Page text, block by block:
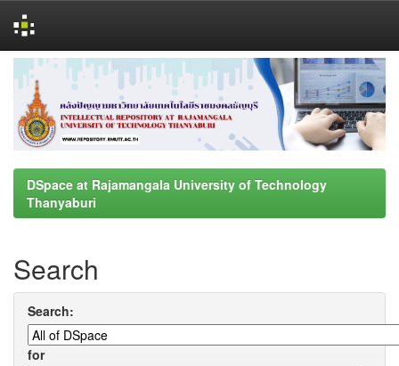
navigation
DSpace at Rajamangala University of Technology
Thanyaburi
Search
Search:
for